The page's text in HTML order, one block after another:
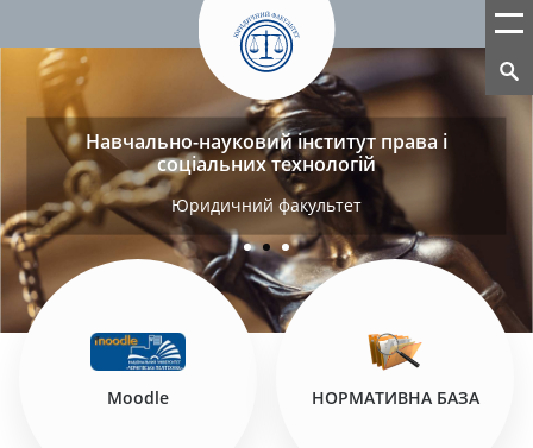
Навчально-науковий інститут права і
соціальних технологій
Юридичний факультет
Moodle НОРМАТИВНА БАЗА